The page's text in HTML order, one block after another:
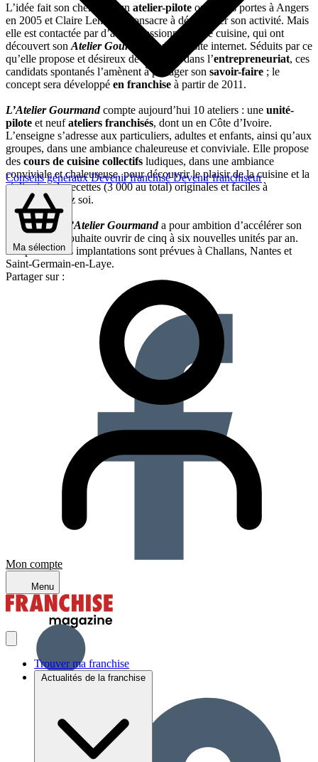
Conseils générauxDevenir franchiséDevenir franchiseur
Ma sélection
Mon compte
Menu
Trouver ma franchise
Actualités de la franchise
L’idée fait son chemin et un atelier-pilote ouvre ses portes à Angers
en 2005 et Claire Lehay se consacre à développer son activité. Mais
elle est contactée par d’autres passionné(es) de cuisine, qui ont
découvert son Atelier Gourmand
via son site internet. Séduits par ce
qu’elle propose et désireux de se lancer dans l’entrepreneuriat, ces
candidats spontanés l’amènent à partager son savoir-faire ; le
concept sera développé en franchise à partir de 2011.
L’Atelier Gourmandcompte aujourd’hui 10 ateliers : une unité-
pilote et neufateliers franchisés, dont un en Côte d’Ivoire.
L’enseigne s’adresse aux particuliers, adultes et enfants, ainsi qu’aux
groupes, dans une ambiance chaleureuse et conviviale. Elle propose
des cours de cuisine collectifs ludiques, dans une ambiance
conviviale et chaleureuse, pour découvrir le plaisir de la cuisine et la
réalisation de recettes (3 000 au total) originales et faciles à
reproduire chez soi.
Aujourd’hui L’Atelier Gourmanda pour ambition d’accélérer son
expansion et souhaite ouvrir de cinq à six nouvelles unités par an.
Les prochaines implantations sont prévues à Challans, Nantes et
Saint-Germain-en-Laye.
Partager sur :